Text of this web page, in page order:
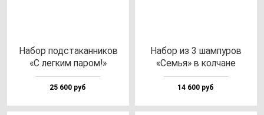
Набор под­ста­кан­ни­ков
«С лег­ким па­ром!»
25 600 руб
Набор из 3 шам­пу­ров
«Семья» в кол­ча­не
14 600 руб